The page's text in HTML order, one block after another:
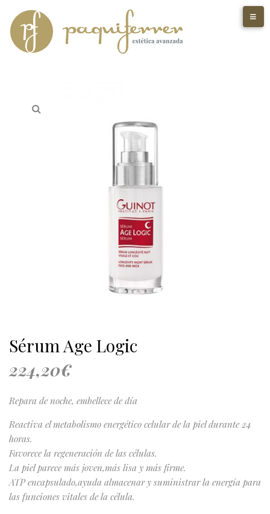
Sérum Age Logic
224,20€
Repara de noche, embellece de día
Reactiva el metabolismo energético celular de la piel durante 24
horas.
Favorece la regeneración de las células.
La piel parece más joven,más lisa y más firme.
ATP encapsulado,ayuda almacenar y suministrar la energía para
las funciones vitales de la célula.